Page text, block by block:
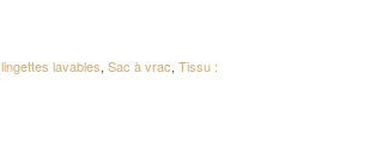
lingettes lavables, Sac à vrac, Tissu :